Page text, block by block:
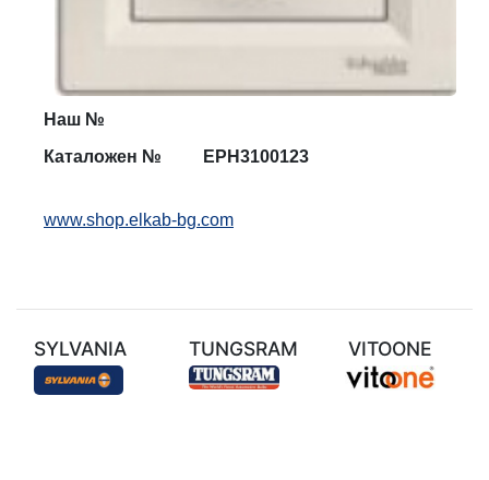
Наш №
Каталожен №
EPH3100123
www.shop.elkab-bg.com
SYLVANIA TUNGSRAM VITOONE